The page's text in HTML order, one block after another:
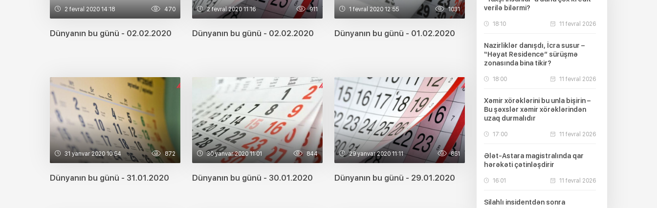
2 fevral 2020 14:18 470
Dünyanın bu günü - 02.02.2020
2 fevral 2020 11:16 911
Dünyanın bu günü - 02.02.2020
1 fevral 2020 12:55 1031
Dünyanın bu günü - 01.02.2020
31 yanvar 2020 10:54 872
Dünyanın bu günü - 31.01.2020
30 yanvar 2020 11:01 844
Dünyanın bu günü - 30.01.2020
29 yanvar 2020 11:11 851
Dünyanın bu günü - 29.01.2020
verilə bilərmi?
18:10 11 fevral 2026
Nazirliklər danışdı, İcra susur –
“Həyat Residence” sürüşmə
zonasında bina tikir?
18:00 11 fevral 2026
Xəmir xörəklərini bu unla bişirin –
Bu şəxslər xəmir xörəklərindən
uzaq durmalıdır
17:00 11 fevral 2026
Ələt-Astara magistralında qar
hərəkəti çətinləşdirir
16:01 11 fevral 2026
Silahlı insidentdən sonra